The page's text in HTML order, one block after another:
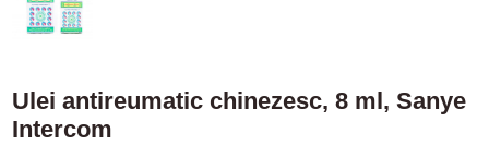
Ulei antireumatic chinezesc, 8 ml, Sanye
Intercom